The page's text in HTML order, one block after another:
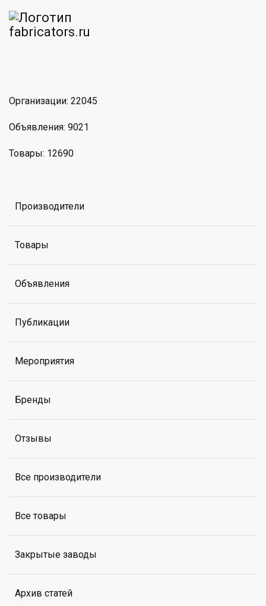
Организации: 22045
Объявления: 9021
Товары: 12690
Производители
Товары
Объявления
Публикации
Мероприятия
Бренды
Отзывы
Все производители
Все товары
Закрытые заводы
Архив статей